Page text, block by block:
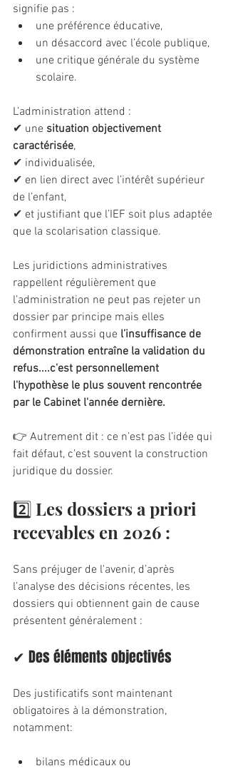
signifie pas :
une préférence éducative,
un désaccord avec l’école publique,
une critique générale du système
scolaire.
L’administration attend :
✔ une situation objectivement
caractérisée,
✔ individualisée,
✔ en lien direct avec l’intérêt supérieur
de l’enfant,
✔ et justifiant que l’IEF soit plus adaptée
que la scolarisation classique.
Les juridictions administratives
rappellent régulièrement que
l’administration ne peut pas rejeter un
dossier par principe mais elles
confirment aussi que l’insuffisance de
démonstration entraîne la validation du
refus....c'est personnellement
l'hypothèse le plus souvent rencontrée
par le Cabinet l'année dernière.
👉 Autrement dit : ce n’est pas l’idée qui
fait défaut, c’est souvent la construction
juridique du dossier.
2️⃣ Les dossiers a priori
recevables en 2026 :
Sans préjuger de l'avenir, d’après
l’analyse des décisions récentes, les
dossiers qui obtiennent gain de cause
présentent généralement :
✔ Des éléments objectivés
Des justificatifs sont maintenant
obligatoires à la démonstration,
notamment:
bilans médicaux ou